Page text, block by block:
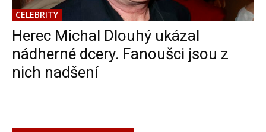
CELEBRITY
Herec Michal Dlouhý ukázal
nádherné dcery. Fanoušci jsou z
nich nadšení